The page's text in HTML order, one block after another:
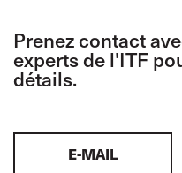
Prenez contact
experts de l'ITF
détails.
E-MAIL